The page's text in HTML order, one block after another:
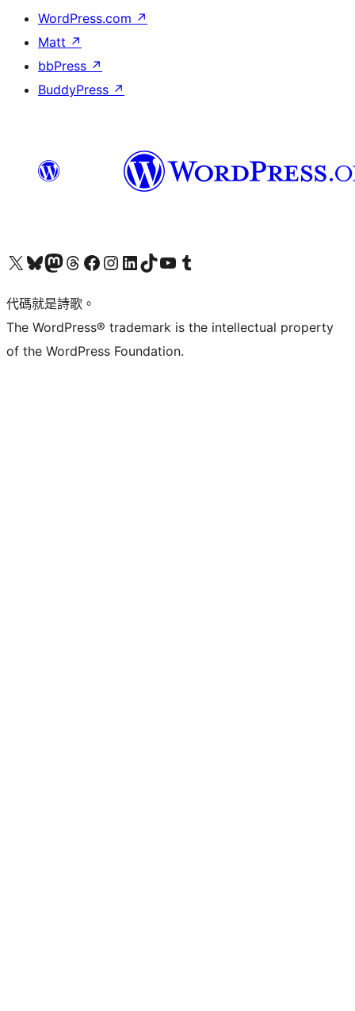
WordPress.com ↗
Matt ↗
bbPress ↗
BuddyPress ↗
Visit our X (formerly Twitter) account
Visit our Bluesky account
Visit our Mastodon account
Visit our Threads account
訪問我們的 Facebook 專頁Visit our Instagram account
Visit our LinkedIn account
Visit our TikTok account
Visit our YouTube channel
Visit our Tumblr account
代碼就是詩歌。
The WordPress® trademark is the intellectual property
of the WordPress Foundation.